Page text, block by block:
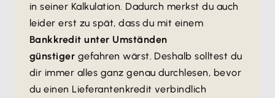
in seiner Kalkulation. Dadurch merkst du auch
leider erst zu spät, dass du mit einem
Bankkredit unter Umständen
günstiger gefahren wärst. Deshalb solltest du
dir immer alles ganz genau durchlesen, bevor
du einen Lieferantenkredit verbindlich